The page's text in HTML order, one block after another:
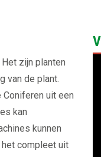
zijn planten
van de plant.
uit een
kan
kunnen
compleet uit